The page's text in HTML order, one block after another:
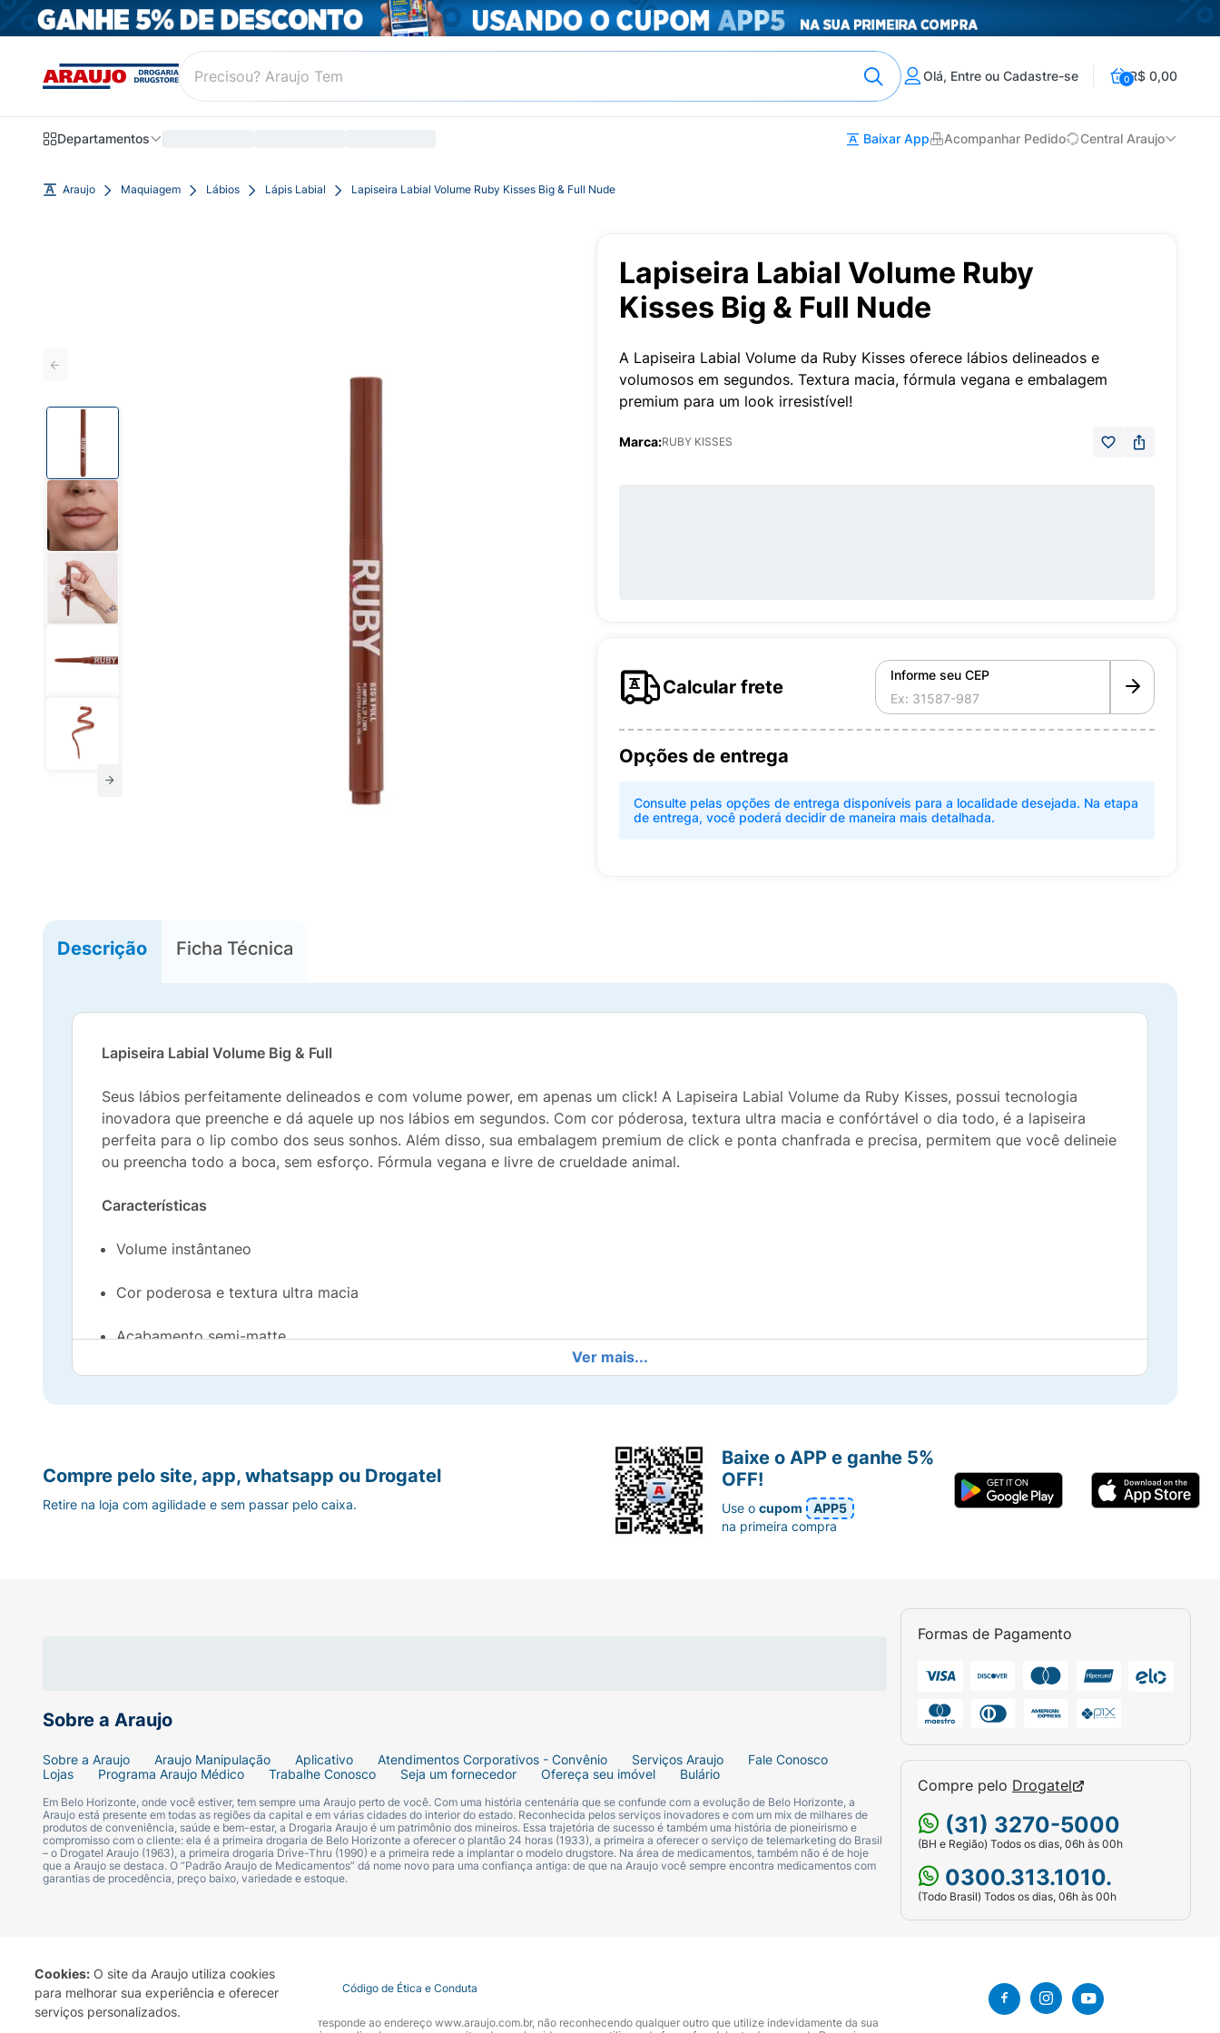
Cookies: O site da Araujo utiliza cookies
para melhorar sua experiência e oferecer
serviços personalizados.
Olá, Entre ou Cadastre-se 0R$ 0,00
Departamentos Baixar App Acompanhar Pedido Central Araujo
Araujo Maquiagem Lábios Lápis Labial Lapiseira Labial Volume Ruby Kisses Big & Full Nude
Lapiseira Labial Volume Ruby
Kisses Big & Full Nude
A Lapiseira Labial Volume da Ruby Kisses oferece lábios delineados e
volumosos em segundos. Textura macia, fórmula vegana e embalagem
premium para um look irresistível!
Marca:RUBY KISSES
Calcular frete
Informe seu CEP
Opções de entrega
Consulte pelas opções de entrega disponíveis para a localidade desejada. Na etapa
de entrega, você poderá decidir de maneira mais detalhada.
Descrição Ficha Técnica
Lapiseira Labial Volume Big & Full
Seus lábios perfeitamente delineados e com volume power, em apenas um click! A Lapiseira Labial Volume da Ruby Kisses, possui tecnologia
inovadora que preenche e dá aquele up nos lábios em segundos. Com cor póderosa, textura ultra macia e confórtável o dia todo, é a lapiseira
perfeita para o lip combo dos seus sonhos. Além disso, sua embalagem premium de click e ponta chanfrada e precisa, permitem que você delineie
ou preencha todo a boca, sem esforço. Fórmula vegana e livre de crueldade animal.
Características
Volume instântaneo
Cor poderosa e textura ultra macia
Acabamento semi-matte
Ponta chanfrada e precisa
Use para definir o contorno ou como batom para preencher toda a boca
Modo de Usar
3- Para um look ainda mais volumoso, preencha também todo o lábio com a lapiseira antes de aplicar o batom ou gloss.
Contraindicação e Precaução
ATENÇÃO. MANTENHA FORA DO ALCANCE DAS CRIANÇAS. NOCIVO SE FOR INGERIDO. SUSPENDA O USO EM CASO DE SENSIBILIZAÇÃO E
PROCURE UM MÉDICO.
Ver mais...
Sobre a Araujo
Sobre a Araujo Araujo Manipulação Aplicativo Atendimentos Corporativos - Convênio Serviços Araujo
Fale Conosco
Lojas
Programa Araujo Médico Trabalhe Conosco Seja um fornecedor Ofereça seu imóvel Bulário
Em Belo Horizonte, onde você estiver, tem sempre uma Araujo perto de você. Com uma história centenária que se confunde com a evolução de Belo Horizonte, a
Araujo está presente em todas as regiões da capital e em várias cidades do interior do estado. Reconhecida pelos serviços inovadores e com um mix de milhares de
produtos de conveniência, saúde e bem-estar, a Drogaria Araujo é um patrimônio dos mineiros. Essa trajetória de sucesso é também uma história de pioneirismo e
compromisso com o cliente: ela é a primeira drogaria de Belo Horizonte a oferecer o plantão 24 horas (1933), a primeira a oferecer o serviço de telemarketing do Brasil
– o Drogatel Araujo (1963), a primeira drogaria Drive-Thru (1990) e a primeira rede a implantar o modelo drugstore. Na área de medicamentos, também não é de hoje
que a Araujo se destaca. O “Padrão Araujo de Medicamentos” dá nome novo para uma confiança antiga: de que na Araujo você sempre encontra medicamentos com
garantias de procedência, preço baixo, variedade e estoque.
Formas de Pagamento
Compre pelo Drogatel
(31) 3270-5000
(BH e Região) Todos os dias, 06h às 00h
0300.313.1010.
(Todo Brasil) Todos os dias, 06h às 00h
Compre pelo site, app, whatsapp ou Drogatel
Retire na loja com agilidade e sem passar pelo caixa.
Baixe o APP e ganhe 5%
OFF!
Use ocupom
APP5
na primeira compra
Termo de Uso Portal da Privacidade Covid-19 Código de Ética e Conduta
A Drogaria Araujo S/A informa que o seu site oficial corresponde ao endereço www.araujo.com.br, não reconhecendo qualquer outro que utilize indevidamente da sua